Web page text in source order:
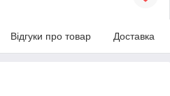
Відгуки про товар Доставка